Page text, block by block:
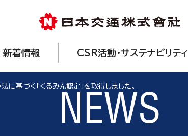
新着情報 CSR活動・サステナビリティ
基づく「くるみん認定」を取得しました。
NEWS